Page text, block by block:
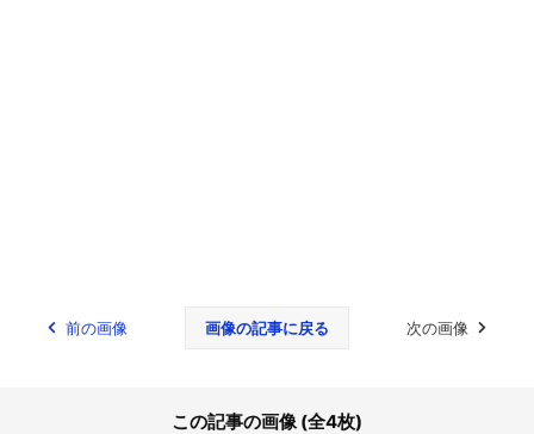
前の画像 画像の記事に戻る 次の画像
この記事の画像 (全4枚)